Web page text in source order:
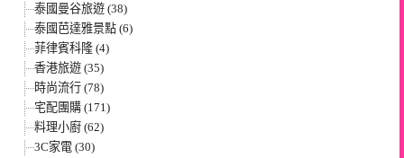
泰國曼谷旅遊 (38)
泰國芭達雅景點 (6)
菲律賓科隆 (4)
香港旅遊 (35)
時尚流行 (78)
宅配團購 (171)
料理小廚 (62)
3C家電 (30)